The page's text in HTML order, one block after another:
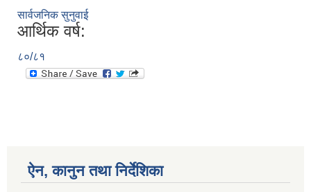
सार्वजनिक सुनुवाई
आर्थिक वर्ष:
८०/८१
ऐन, कानुन तथा निर्देशिका